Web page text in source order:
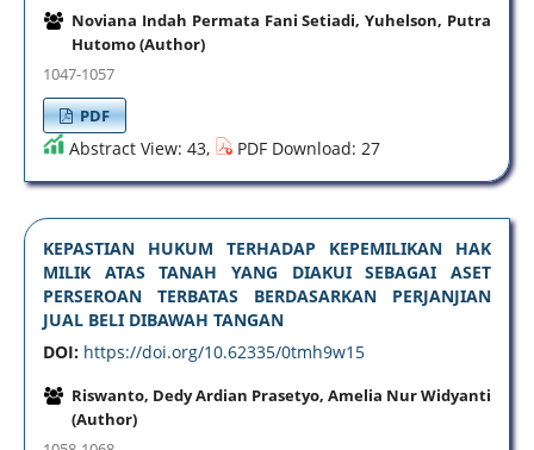
Noviana Indah Permata Fani Setiadi, Yuhelson, Putra
Hutomo (Author)
1047-1057
PDF
Abstract View: 43, PDF Download: 27
KEPASTIAN HUKUM TERHADAP KEPEMILIKAN HAK
MILIK ATAS TANAH YANG DIAKUI SEBAGAI ASET
PERSEROAN TERBATAS BERDASARKAN PERJANJIAN
JUAL BELI DIBAWAH TANGAN
DOI: https://doi.org/10.62335/0tmh9w15
Riswanto, Dedy Ardian Prasetyo, Amelia Nur Widyanti
(Author)